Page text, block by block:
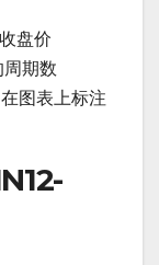
盘价
周期数
图表上标注